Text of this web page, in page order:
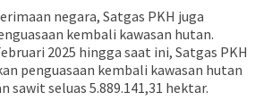
negara, Satgas PKH juga
kembali kawasan hutan.
2025 hingga saat ini, Satgas PKH
penguasaan kembali kawasan hutan
sawit seluas 5.889.141,31 hektar.